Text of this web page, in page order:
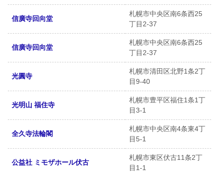
信廣寺回向堂
札幌市中央区南6条西25
丁目2-37
信廣寺回向堂
札幌市中央区南6条西25
丁目2-37
光圓寺
札幌市清田区北野1条2丁
目9-40
光明山 福住寺
札幌市豊平区福住1条1丁
目3-1
全久寺法輪閣
札幌市中央区南4条東4丁
目5-1
公益社 ミモザホール伏古
札幌市東区伏古11条2丁
目1-1